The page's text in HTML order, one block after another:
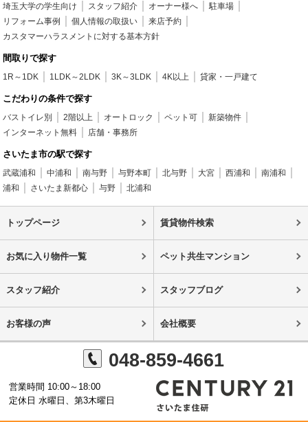
埼玉大学の学生向け
スタッフ紹介 オーナー様へ
駐車場
リフォーム事例
個人情報の取扱い
来店予約
カスタマーハラスメントに対する基本方針
間取りで探す
1R～1DK 1LDK～2LDK 3K～3LDK 4K以上 貸家・一戸建て
こだわりの条件で探す
バストイレ別 2階以上 オートロック ペット可
新築物件
インターネット無料
店舗・事務所
さいたま市の駅で探す
武蔵浦和 中浦和 南与野 与野本町 北与野 大宮 西浦和
南浦和
浦和
さいたま新都心 与野 北浦和
トップページ 賃貸物件検索
お気に入り物件一覧 ペット共生マンション
スタッフ紹介 スタッフブログ
お客様の声 会社概要
048-859-4661
営業時間 10:00～18:00
定休日 水曜日、第3木曜日